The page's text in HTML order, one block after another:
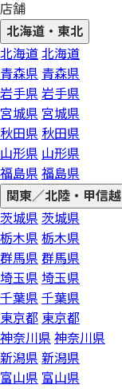
店舗
北海道・東北
北海道 北海道
青森県 青森県
岩手県 岩手県
宮城県 宮城県
秋田県 秋田県
山形県 山形県
福島県 福島県
関東／北陸・甲信越
茨城県 茨城県
栃木県 栃木県
群馬県 群馬県
埼玉県 埼玉県
千葉県 千葉県
東京都 東京都
神奈川県 神奈川県
新潟県 新潟県
富山県 富山県